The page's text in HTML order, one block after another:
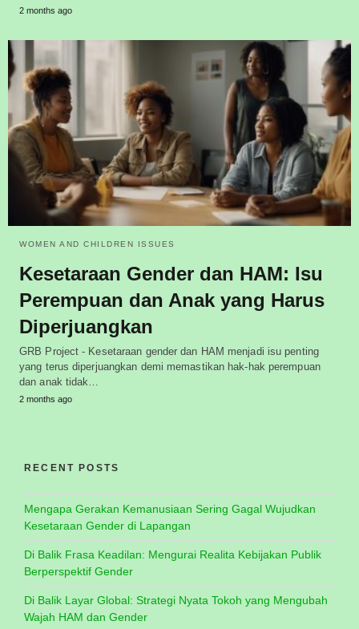
2 months ago
WOMEN AND CHILDREN ISSUES
Kesetaraan Gender dan HAM: Isu
Perempuan dan Anak yang Harus
Diperjuangkan
GRB Project - Kesetaraan gender dan HAM menjadi isu penting
yang terus diperjuangkan demi memastikan hak-hak perempuan
dan anak tidak…
2 months ago
RECENT POSTS
Mengapa Gerakan Kemanusiaan Sering Gagal Wujudkan
Kesetaraan Gender di Lapangan
Di Balik Frasa Keadilan: Mengurai Realita Kebijakan Publik
Berperspektif Gender
Di Balik Layar Global: Strategi Nyata Tokoh yang Mengubah
Wajah HAM dan Gender